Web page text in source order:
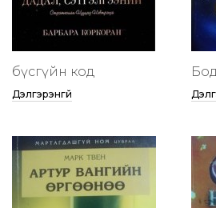
бүсгүйн код
Дэлгэрэнгүй